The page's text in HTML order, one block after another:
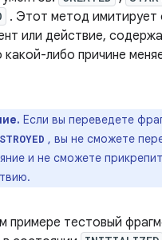
. Этот метод имитирует
или действие,
какой-либо причине
Если вы переведете
, вы не сможете
и не сможете
примере тестовый